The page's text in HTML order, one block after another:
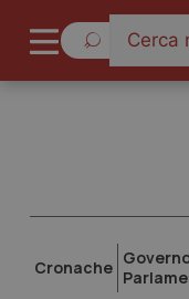
Cronache